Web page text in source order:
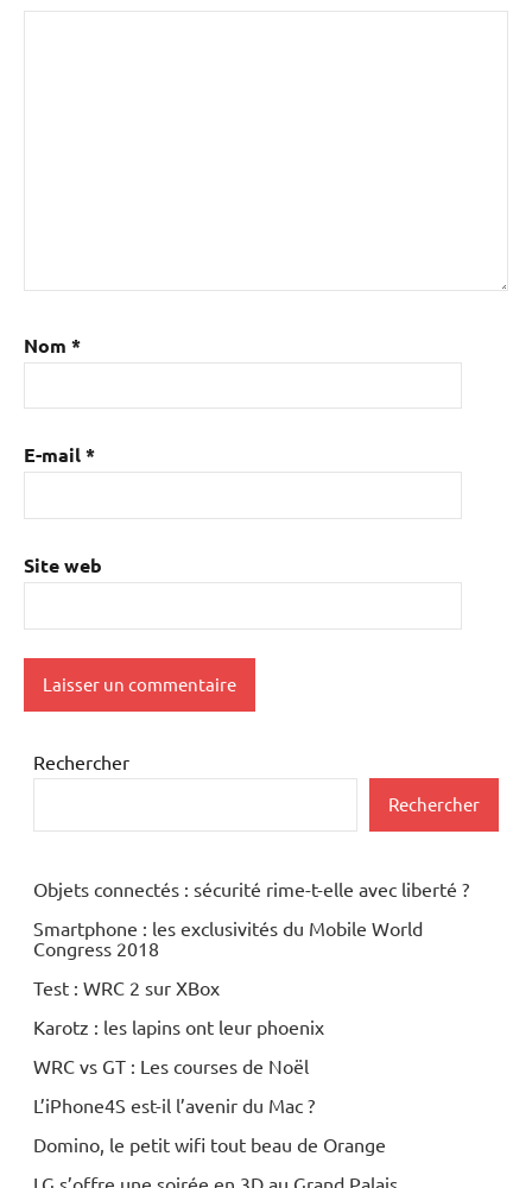
Nom *
E-mail*
Site web
Rechercher
Rechercher
Objets connectés : sécurité rime-t-elle avec liberté ?
Smartphone : les exclusivités du Mobile World
Congress 2018
Test : WRC 2 sur XBox
Karotz : les lapins ont leur phoenix
WRC vs GT : Les courses de Noël
L’iPhone4S est-il l’avenir du Mac ?
Domino, le petit wifi tout beau de Orange
LG s’offre une soirée en 3D au Grand Palais